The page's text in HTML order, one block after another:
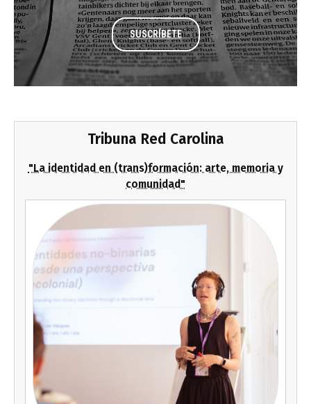
SUSCRÍBETE
Tribuna Red Carolina
"La identidad en (trans)formación: arte, memoria y
comunidad"